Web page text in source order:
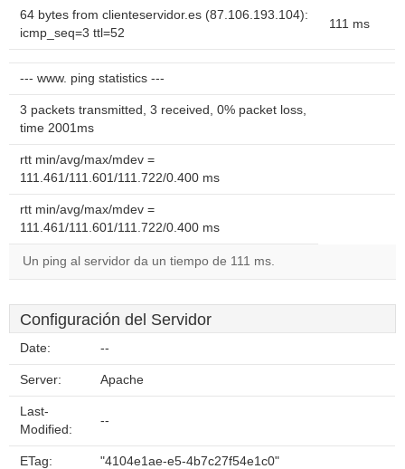
64 bytes from clienteservidor.es (87.106.193.104):
icmp_seq=3 ttl=52
111 ms
--- www. ping statistics ---
3 packets transmitted, 3 received, 0% packet loss,
time 2001ms
rtt min/avg/max/mdev =
111.461/111.601/111.722/0.400 ms
rtt min/avg/max/mdev =
111.461/111.601/111.722/0.400 ms
Un ping al servidor da un tiempo de 111 ms.
Configuración del Servidor
Date: --
Server: Apache
Last-
Modified:
--
ETag: "4104e1ae-e5-4b7c27f54e1c0"